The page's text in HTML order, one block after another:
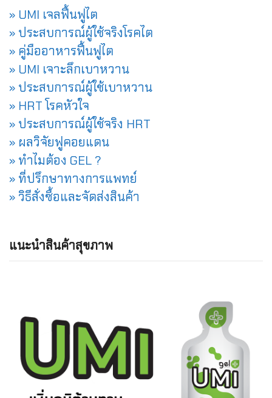
» UMI เจลฟื้นฟูไต
» ประสบการณ์ผู้ใช้จริงโรคไต
» คู่มืออาหารฟื้นฟูไต
» UMI เจาะลึกเบาหวาน
» ประสบการณ์ผู้ใช้เบาหวาน
» HRT โรคหัวใจ
» ประสบการณ์ผู้ใช้จริง HRT
» ผลวิจัยฟูคอยแดน
» ทำไมต้อง GEL ?
» ที่ปรึกษาทางการแพทย์
» วิธีสั่งซื้อและจัดส่งสินค้า
แนะนำสินค้าสุขภาพ